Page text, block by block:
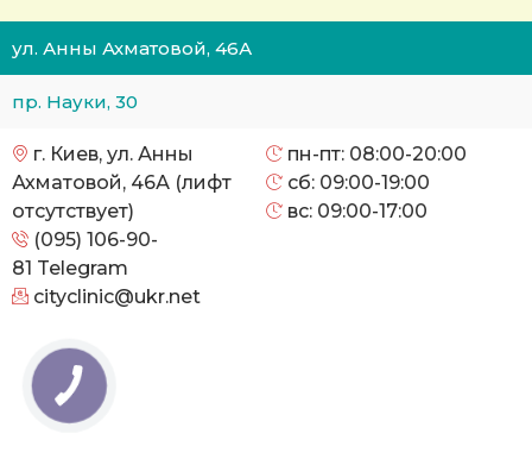
ул. Анны Ахматовой, 46А
г. Киев, ул. Анны
Ахматовой, 46А (лифт
отсутствует)
(095) 106-90-
81 Telegram
cityclinic@ukr.net
пн-пт: 08:00-20:00
сб: 09:00-19:00
вс: 09:00-17:00
пр. Науки, 30